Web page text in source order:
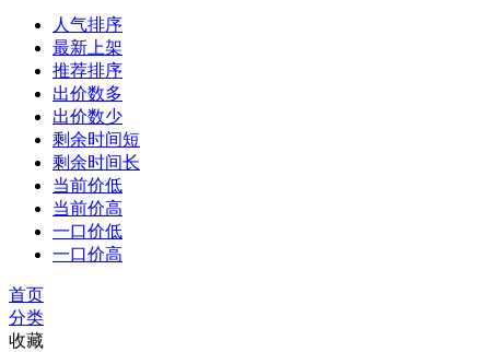
人气排序
最新上架
推荐排序
出价数多
出价数少
剩余时间短
剩余时间长
当前价低
当前价高
一口价低
一口价高
首页
分类
收藏